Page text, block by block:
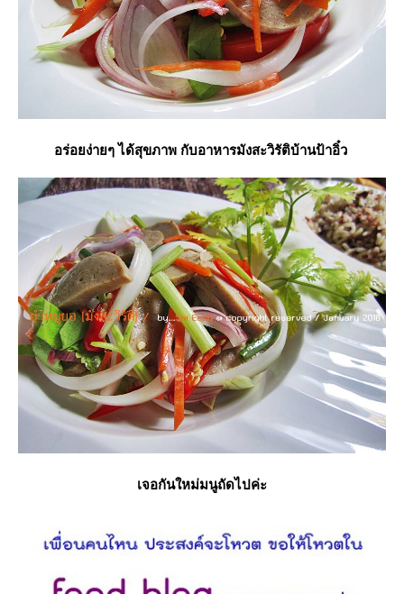
อร่อยง่ายๆ ได้สุขภาพ กับอาหารมังสะวิรัติบ้านป้าอิ๋ว
เจอกันใหม่มนูถัดไปค่ะ